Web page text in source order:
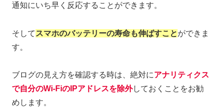
通知にいち早く反応することができます。
そして スマホのバッテリーの寿命も伸ばすことができま
す。
ブログの見え方を確認する時は、絶対にアナリティクス
で自分のWi-FiのIPアドレスを除外しておくことをお勧
めします。